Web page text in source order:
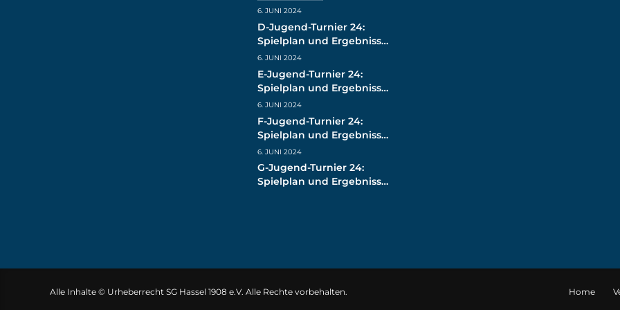
6. JUNI 2024
D-Jugend-Turnier 24:
Spielplan und Ergebnisse
(live)
6. JUNI 2024
E-Jugend-Turnier 24:
Spielplan und Ergebnisse
(live)
6. JUNI 2024
F-Jugend-Turnier 24:
Spielplan und Ergebnisse
(live)
6. JUNI 2024
G-Jugend-Turnier 24:
Spielplan und Ergebnisse
Alle Inhalte © Urheberrecht SG Hassel 1908 e.V. Alle Rechte vorbehalten. Home